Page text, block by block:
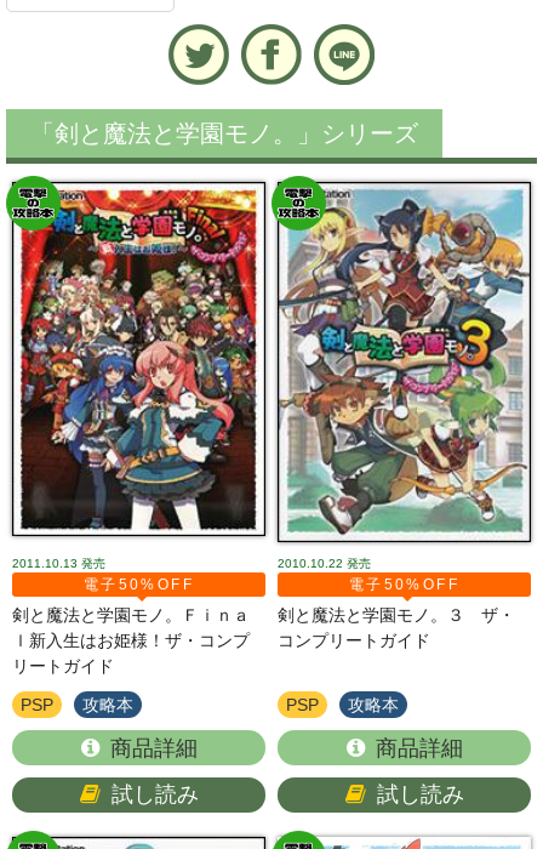
「剣と魔法と学園モノ。」シリーズ
2011.10.13 発売
電子50%OFF
剣と魔法と学園モノ。Ｆｉｎａ
ｌ新入生はお姫様！ザ・コンプ
リートガイド
PSP 攻略本
商品詳細
試し読み
2010.10.22 発売
電子50%OFF
剣と魔法と学園モノ。３ ザ・
コンプリートガイド
PSP 攻略本
商品詳細
試し読み